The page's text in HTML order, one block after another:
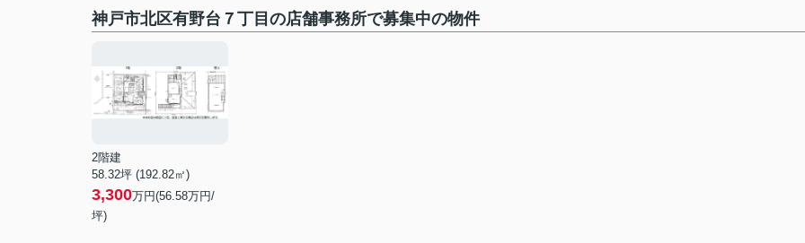
神戸市北区有野台７丁目の店舗事務所で募集中の物件
2階建
58.32坪 (192.82㎡)
3,300万円(56.58万円/
坪)